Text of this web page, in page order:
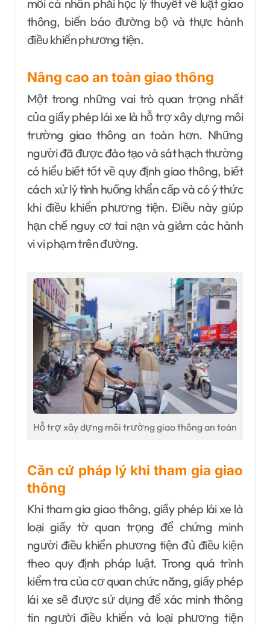
mỗi cá nhân phải học lý thuyết về luật giao
thông, biển báo đường bộ và thực hành
điều khiển phương tiện.
Nâng cao an toàn giao thông
Một trong những vai trò quan trọng nhất
của giấy phép lái xe là hỗ trợ xây dựng môi
trường giao thông an toàn hơn. Những
người đã được đào tạo và sát hạch thường
có hiểu biết tốt về quy định giao thông, biết
cách xử lý tình huống khẩn cấp và có ý thức
khi điều khiển phương tiện. Điều này giúp
hạn chế nguy cơ tai nạn và giảm các hành
vi vi phạm trên đường.
Hỗ trợ xây dựng môi trường giao thông an toàn
Căn cứ pháp lý khi tham gia giao
thông
Khi tham gia giao thông, giấy phép lái xe là
loại giấy tờ quan trọng để chứng minh
người điều khiển phương tiện đủ điều kiện
theo quy định pháp luật. Trong quá trình
kiểm tra của cơ quan chức năng, giấy phép
lái xe sẽ được sử dụng để xác minh thông
tin người điều khiển và loại phương tiện